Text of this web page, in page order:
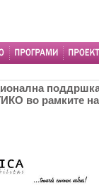
во рамките на